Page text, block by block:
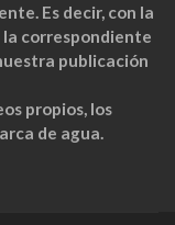
Es decir, con la
correspondiente
publicación
propios, los
de agua.